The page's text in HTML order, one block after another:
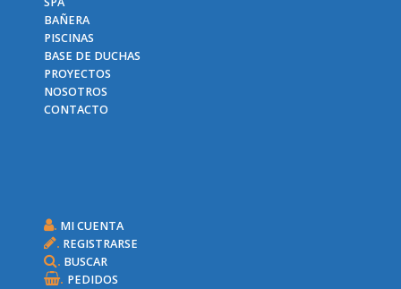
BAÑERA
PISCINAS
BASE DE DUCHAS
PROYECTOS
NOSOTROS
CONTACTO
. MI CUENTA
. REGISTRARSE
. BUSCAR
. PEDIDOS